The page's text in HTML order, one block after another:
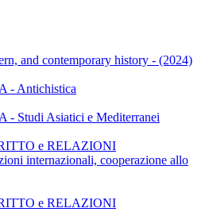
and contemporary history - (2024)
- Antichistica
Studi Asiatici e Mediterranei
e RELAZIONI
internazionali, cooperazione allo
e RELAZIONI